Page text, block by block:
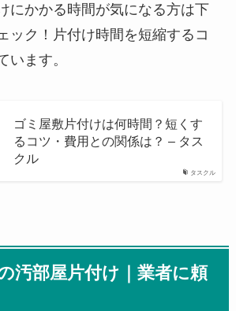
にかかる時間が気になる方は下
ック！片付け時間を短縮するコ
います。
タスクル
ゴミ屋敷片付けは何時間？短くす
るコツ・費用との関係は？ – タス
クル
汚部屋片付け｜業者に頼